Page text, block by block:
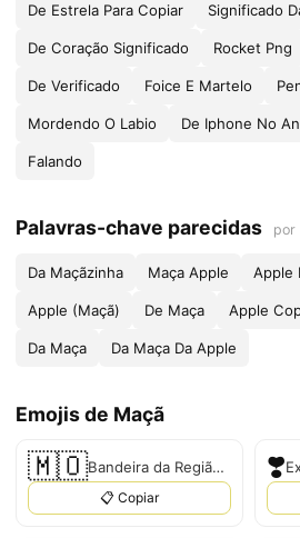
De Estrela Para Copiar Significado
De Coração Significado Rocket Png
De Verificado Foice E Martelo
Mordendo O Labio De Iphone No
Falando
Palavras-chave parecidas por
Da Maçãzinha Maça Apple Apple
Apple (Maçã) De Maça Apple
Da Maça Da Maça Da Apple
Emojis de Maçã
🇲🇴 Bandeira da Região Administrativa Especial de Macau da China
📋 Copiar
❣️